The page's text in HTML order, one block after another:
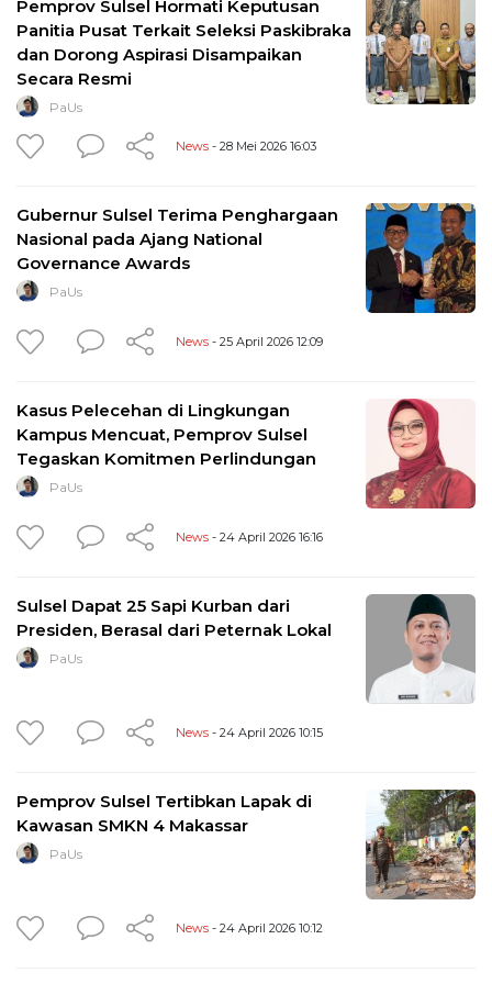
Pemprov Sulsel Hormati Keputusan
Panitia Pusat Terkait Seleksi Paskibraka
dan Dorong Aspirasi Disampaikan
Secara Resmi
PaUs
News - 28 Mei 2026 16:03
Gubernur Sulsel Terima Penghargaan
Nasional pada Ajang National
Governance Awards
PaUs
News - 25 April 2026 12:09
Kasus Pelecehan di Lingkungan
Kampus Mencuat, Pemprov Sulsel
Tegaskan Komitmen Perlindungan
PaUs
News - 24 April 2026 16:16
Sulsel Dapat 25 Sapi Kurban dari
Presiden, Berasal dari Peternak Lokal
PaUs
News - 24 April 2026 10:15
Pemprov Sulsel Tertibkan Lapak di
Kawasan SMKN 4 Makassar
PaUs
News - 24 April 2026 10:12